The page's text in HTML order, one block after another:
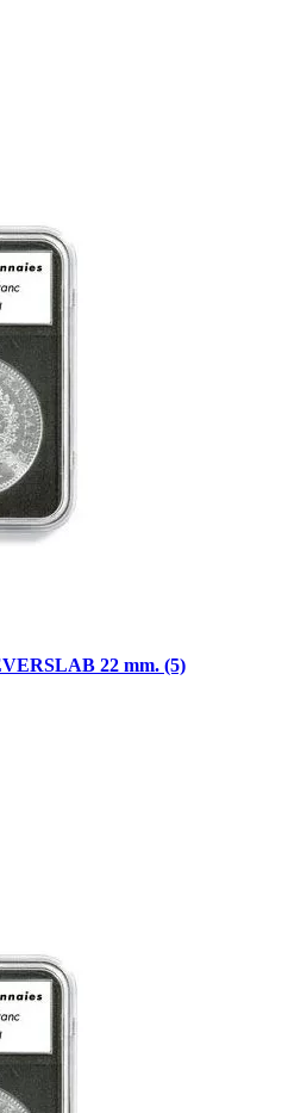
22 mm. (5)